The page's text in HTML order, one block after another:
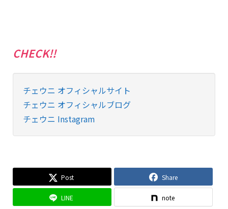
CHECK!!
チェウニ オフィシャルサイト
チェウニ オフィシャルブログ
チェウニ Instagram
Post Share
LINE note